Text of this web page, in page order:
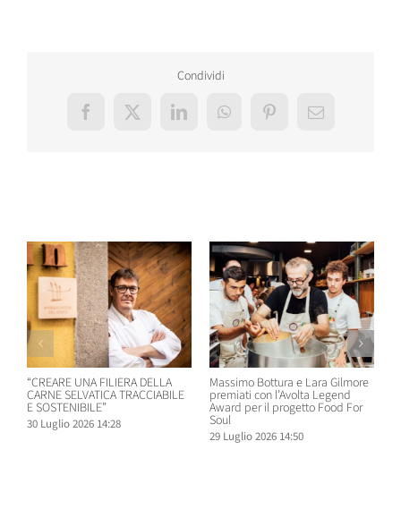
Condividi
Facebook
X LinkedInWhatsAppPinterestEmail
“CREARE UNA FILIERA DELLA
CARNE SELVATICA TRACCIABILE
E SOSTENIBILE”
30 Luglio 2026 14:28
Massimo Bottura e Lara Gilmore
premiati con l’Avolta Legend
Award per il progetto Food For
Soul
29 Luglio 2026 14:50